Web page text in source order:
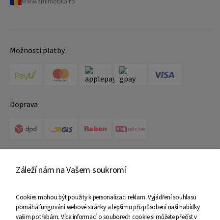
Možnosti platby
Doprava
Záleží nám na Vašem soukromí
Cookies mohou být použity k personalizaci reklam. Vyjádření souhlasu
pomáhá fungování webové stránky a lepšímu přizpůsobení naší nabídky
vašim potřebám. Více informací o souborech cookie si můžete přečíst v